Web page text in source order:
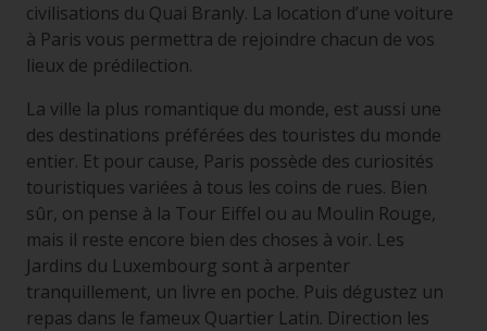
civilisations du Quai Branly. La location d’une voiture
à Paris vous permettra de rejoindre chacun de vos
lieux de prédilection.
La ville la plus romantique du monde, est aussi une
des destinations préférées des touristes du monde
entier. Et pour cause, Paris possède des curiosités
touristiques variées à tous les coins de rues. Bien
sûr, on pense à la Tour Eiffel ou au Moulin Rouge,
mais il reste encore bien des choses à voir. Les
Jardins du Luxembourg sont à arpenter
tranquillement, un livre en poche. Puis dégustez un
repas dans le fameux Quartier Latin. Direction les